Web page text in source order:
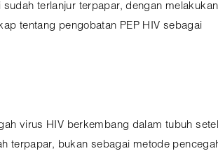
terlanjur terpapar, dengan melakukan
tentang pengobatan PEP HIV sebagai
virus HIV berkembang dalam tubuh
terpapar, bukan sebagai metode